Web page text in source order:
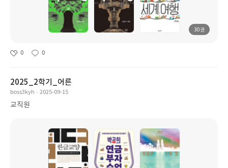
30권
0 0
2025_2학기_어른
boss3kyh 2025-09-15
교직원